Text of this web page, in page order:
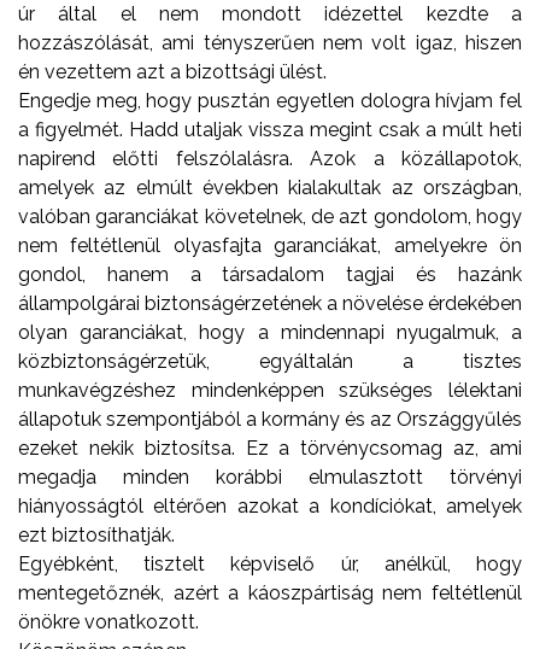
úr által el nem mondott idézettel kezdte a
hozzászólását, ami tényszerűen nem volt igaz, hiszen
én vezettem azt a bizottsági ülést.
Engedje meg, hogy pusztán egyetlen dologra hívjam fel
a figyelmét. Hadd utaljak vissza megint csak a múlt heti
napirend előtti felszólalásra. Azok a közállapotok,
amelyek az elmúlt években kialakultak az országban,
valóban garanciákat követelnek, de azt gondolom, hogy
nem feltétlenül olyasfajta garanciákat, amelyekre ön
gondol, hanem a társadalom tagjai és hazánk
állampolgárai biztonságérzetének a növelése érdekében
olyan garanciákat, hogy a mindennapi nyugalmuk, a
közbiztonságérzetük, egyáltalán a tisztes
munkavégzéshez mindenképpen szükséges lélektani
állapotuk szempontjából a kormány és az Országgyűlés
ezeket nekik biztosítsa. Ez a törvénycsomag az, ami
megadja minden korábbi elmulasztott törvényi
hiányosságtól eltérően azokat a kondíciókat, amelyek
ezt biztosíthatják.
Egyébként, tisztelt képviselő úr, anélkül, hogy
mentegetőznék, azért a káoszpártiság nem feltétlenül
önökre vonatkozott.